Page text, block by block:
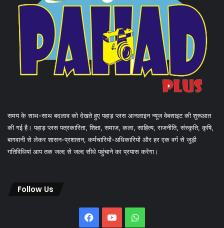
समय के साथ-साथ बदलाव को देखते हुए पहाड़ प्लस आनलाइन न्यूज वेबसाइट की शुरूआत
की गई है। पहाड़ प्लस पत्रकारिता, शिक्षा, समाज, कला, साहित्य, राजनीति, संस्कृति, कृषि,
बागवानी से लेकर शासन-प्रशासन, कर्मचारियों-अधिकारियों और हर एक वर्ग से जुड़ी
गतिविधियां आप तक जल्द से जल्द सीधे पहुंचाने का प्रयास करेगा।
Follow Us
FacebookYouTubeWhatsApp